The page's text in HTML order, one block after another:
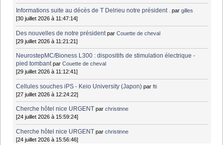
Informations suite au décès de T Delrieu notre président . pargilles
[30 juillet 2026 à 11:47:14]
Des nouvelles de notre président parCouette de cheval
[29 juillet 2026 à 11:21:21]
NeurostepMC/Bioness L300 : dispositifs de stimulation électrique -
pied tombant parCouette de cheval
[29 juillet 2026 à 11:12:41]
Cellules souches iPS - Keio University (Japon) parfti
[27 juillet 2026 à 12:24:22]
Cherche hôtel nice URGENT parchristinne
[24 juillet 2026 à 15:59:24]
Cherche hôtel nice URGENT parchristinne
[24 juillet 2026 à 15:56:46]